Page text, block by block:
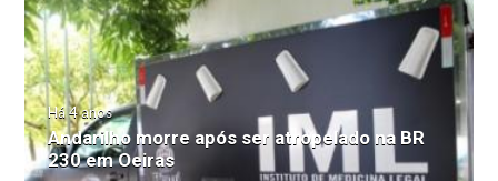
Há 4 anos
Andarilho morre após ser atropelado na BR
230 em Oeiras